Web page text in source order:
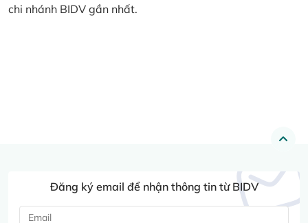
chi nhánh BIDV gần nhất.
Đăng ký email để nhận thông tin từ BIDV